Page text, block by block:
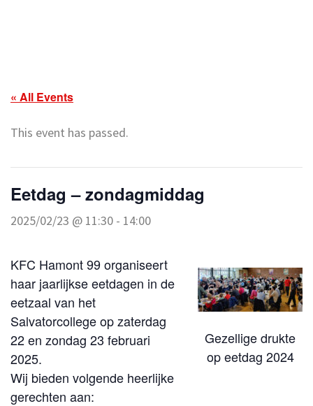
« All Events
This event has passed.
Eetdag – zondagmiddag
2025/02/23 @ 11:30 - 14:00
Gezellige drukte
op eetdag 2024
KFC Hamont 99 organiseert
haar jaarlijkse eetdagen in de
eetzaal van het
Salvatorcollege op zaterdag
22 en zondag 23 februari
2025.
Wij bieden volgende heerlijke
gerechten aan: